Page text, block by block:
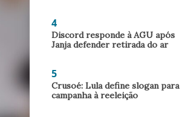
4
Discord responde à AGU após
Janja defender retirada do ar
5
Crusoé: Lula define slogan para
campanha à reeleição